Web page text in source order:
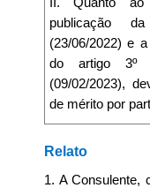
publicação
(23/06/2022) e
do artigo 3º
(09/02/2023),
de mérito por
Relato
1. A Consulente,